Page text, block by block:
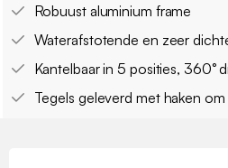
Robuust aluminium frame
Waterafstotende en zeer
Kantelbaar in 5 posities, 360°
Tegels geleverd met haken